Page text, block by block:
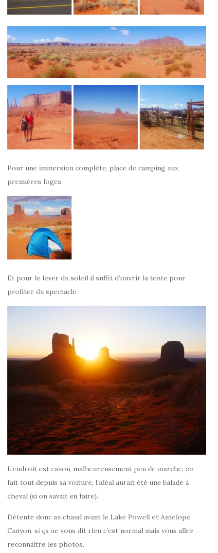
Pour une immersion complète, place de camping aux
premières loges.
Et pour le lever du soleil il suffit d’ouvrir la tente pour
profiter du spectacle.
L’endroit est canon, malheureusement peu de marche, on
fait tout depuis sa voiture, l’idéal aurait été une balade à
cheval (si on savait en faire).
Détente donc au chaud avant le Lake Powell et Antelope
Canyon, si ça ne vous dit rien c’est normal mais vous allez
reconnaître les photos.